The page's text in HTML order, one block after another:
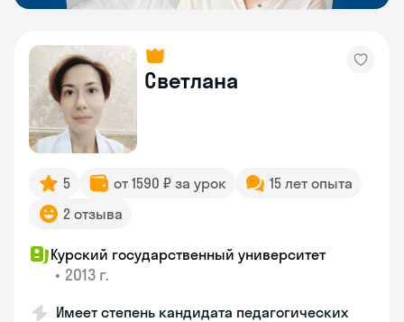
Светлана
5 от 1590 ₽ за урок
15 лет опыта
2 отзыва
Курский государственный университет
• 2013 г.
Имеет степень кандидата педагогических